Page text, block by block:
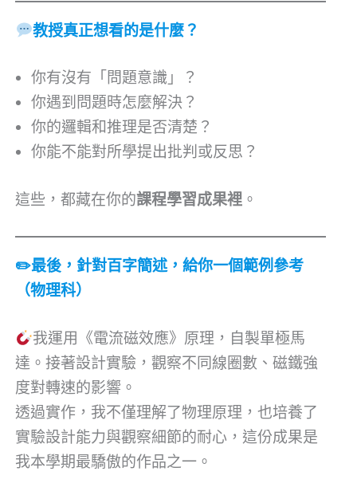
教授真正想看的是什麼？
你有沒有「問題意識」？
你遇到問題時怎麼解決？
你的邏輯和推理是否清楚？
你能不能對所學提出批判或反思？
這些，都藏在你的課程學習成果裡 。
✏最後，針對百字簡述，給你一個範例參考
（物理科）
我運用《電流磁效應》原理，自製單極馬
達。接著設計實驗，觀察不同線圈數、磁鐵強
度對轉速的影響。
透過實作，我不僅理解了物理原理，也培養了
實驗設計能力與觀察細節的耐心，這份成果是
我本學期最驕傲的作品之一。